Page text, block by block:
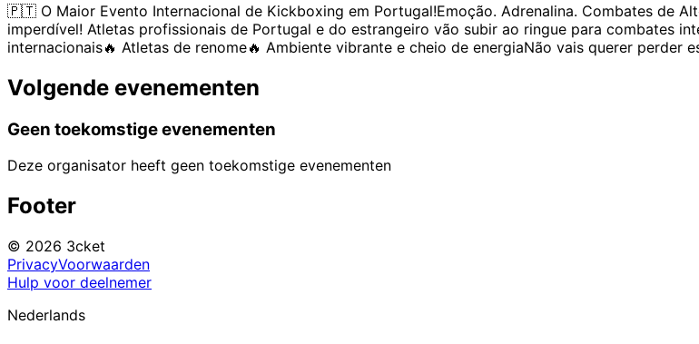
🇵🇹 O Maior Evento Internacional de Kickboxing em Portugal!Emoção. Adrenalina. Combates de
imperdível! Atletas profissionais de Portugal e do estrangeiro vão subir ao ringue para combates
internacionais🔥 Atletas de renome🔥 Ambiente vibrante e cheio de energiaNão vais querer perder
Volgende evenementen
Geen toekomstige evenementen
Deze organisator heeft geen toekomstige evenementen
Footer
© 2026 3cket
PrivacyVoorwaarden
Hulp voor deelnemer
Nederlands